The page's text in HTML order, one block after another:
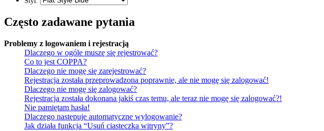
Często zadawane pytania
Problemy z logowaniem i rejestracją
Dlaczego w ogóle muszę się rejestrować?
Co to jest COPPA?
Dlaczego nie mogę się zarejestrować?
Rejestracja została przeprowadzona poprawnie, ale nie mogę się zalogować!
Dlaczego nie mogę się zalogować?
Rejestracja została dokonana jakiś czas temu, ale teraz nie mogę się zalogować?!
Nie pamiętam hasła!
Dlaczego następuje automatyczne wylogowanie?
Jak działa funkcja “Usuń ciasteczka witryny”?